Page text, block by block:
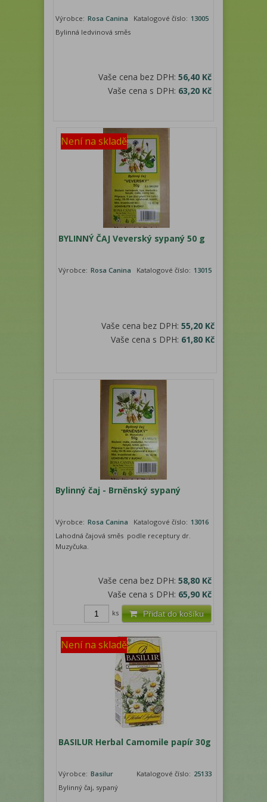
Výrobce: Rosa Canina Katalogové číslo: 13005
Bylinná ledvinová směs
Vaše cena bez DPH: 56,40 Kč
Vaše cena s DPH: 63,20 Kč
Není na skladě
BYLINNÝ ČAJ Veverský sypaný 50 g
Výrobce: Rosa Canina Katalogové číslo: 13015
Vaše cena bez DPH:55,20 Kč
Vaše cena s DPH: 61,80 Kč
Bylinný čaj - Brněnský sypaný
Výrobce: Rosa Canina Katalogové číslo: 13016
Lahodná čajová směs podle receptury dr.
Muzyčuka.
Vaše cena bez DPH: 58,80 Kč
Vaše cena s DPH: 65,90 Kč
Přidat do košíku
ks
Není na skladě
BASILUR Herbal Camomile papír 30g
Výrobce: Basilur Katalogové číslo: 25133
Bylinný čaj, sypaný